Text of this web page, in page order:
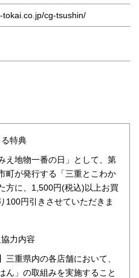
tokai.co.jp/cg-tsushin/
特典
え地物一番の日」として、第
町が発行する「三重とこわか
方に、1,500円(税込)以上お買
100円引きさせていただきま
力内容
三重県内の各店舗において、
ん」の取組みを実施すること